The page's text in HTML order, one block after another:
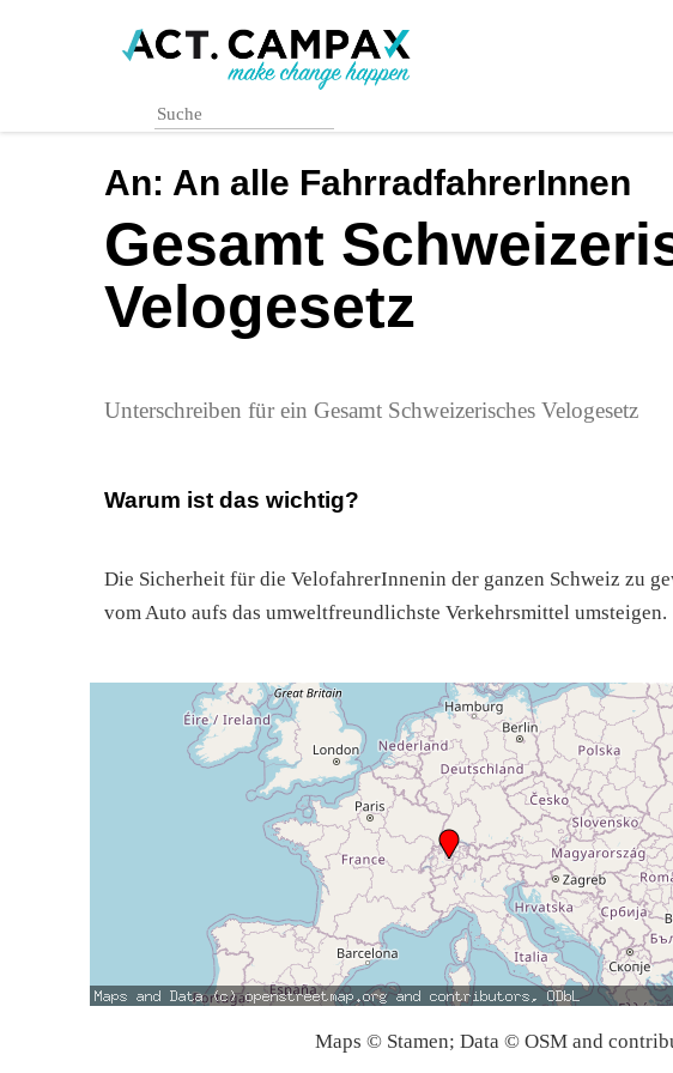
An: An alle FahrradfahrerInnen
Gesamt
Velogesetz
Unterschreiben für ein Gesamt Schweizerisches Velogesetz
Warum ist das wichtig?
Die Sicherheit für die VelofahrerInnenin der ganzen Schweiz zu
vom Auto aufs das umweltfreundlichste Verkehrsmittel umsteigen.
Maps © Stamen; Data © OSM and